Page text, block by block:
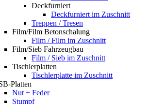
Deckfurniert
Deckfurniert im Zuschnitt
Treppen / Tresen
Film/Film Betonschalung
Film / Film im Zuschnitt
Film/Sieb Fahrzeugbau
Film / Sieb im Zuschnitt
Tischlerplatten
Tischlerplatte im Zuschnitt
Platten
Nut + Feder
Stumpf